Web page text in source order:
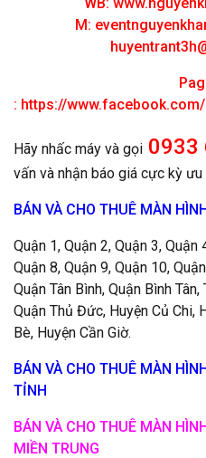
M:
: https://
Hãy nhấc máy và gọi 0933
vấn và nhận báo giá cực kỳ
BÁN VÀ CHO THUÊ MÀN
Quận 1, Quận 2, Quận 3, Quận
Quận 8, Quận 9, Quận 10,
Quận Tân Bình, Quận Bình
Quận Thủ Đức, Huyện Củ Chi,
Bè, Huyện Cần Giờ.
BÁN VÀ CHO THUÊ MÀN
TỈNH
BÁN VÀ CHO THUÊ MÀN
MIỀN TRUNG